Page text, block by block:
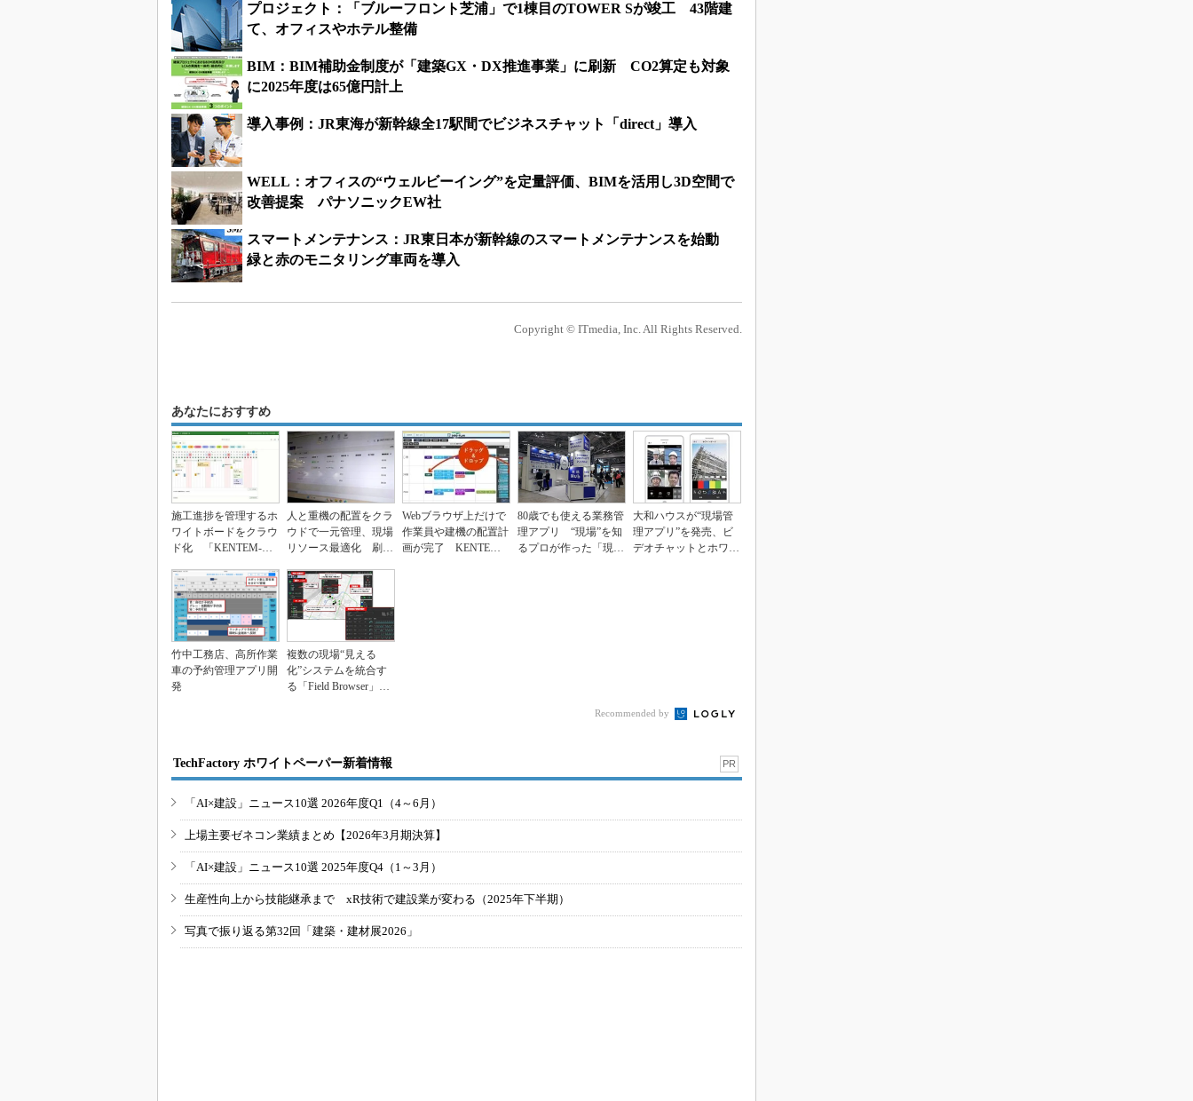
プロジェクト：「ブルーフロント芝浦」で1棟目のTOWER Sが竣工 43階建
て、オフィスやホテル整備
BIM：BIM補助金制度が「建築GX・DX推進事業」に刷新 CO2算定も対象
に2025年度は65億円計上
導入事例：JR東海が新幹線全17駅間でビジネスチャット「direct」導入
WELL：オフィスの“ウェルビーイング”を定量評価、BIMを活用し3D空間で
改善提案 パナソニックEW社
スマートメンテナンス：JR東日本が新幹線のスマートメンテナンスを始動
緑と赤のモニタリング車両を導入
Copyright © ITmedia, Inc. All Rights Reserved.
あなたにおすすめ
施工進捗を管理するホ
ワイトボードをクラウ
ド化 「KENTEM-Da
人と重機の配置をクラ
ウドで一元管理、現場
リソース最適化 刷新
Webブラウザ上だけで
作業員や建機の配置計
画が完了 KENTEM
80歳でも使える業務管
理アプリ “現場”を知
るプロが作った「現場
大和ハウスが“現場管
理アプリ”を発売、ビ
デオチャットとホワイ
竹中工務店、高所作業
車の予約管理アプリ開
発
複数の現場“見える
化”システムを統合す
る「Field Browser」を
Recommended by
TechFactory ホワイトペーパー新着情報 PR
「AI×建設」ニュース10選 2026年度Q1（4～6月）
上場主要ゼネコン業績まとめ【2026年3月期決算】
「AI×建設」ニュース10選 2025年度Q4（1～3月）
生産性向上から技能継承まで xR技術で建設業が変わる（2025年下半期）
写真で振り返る第32回「建築・建材展2026」